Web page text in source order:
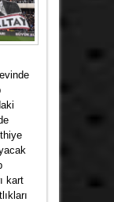
kart